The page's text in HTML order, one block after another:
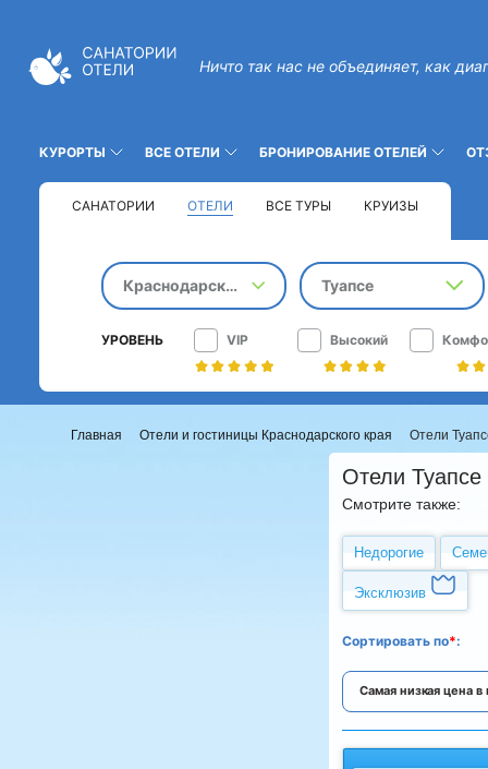
Ничто так нас не объединяет, как
КУРОРТЫ ВСЕ ОТЕЛИ БРОНИРОВАНИЕ ОТЕЛЕЙ
САНАТОРИИ ОТЕЛИ ВСЕ ТУРЫ КРУИЗЫ
Краснодарский край Туапсе
УРОВЕНЬ VIP Высокий
Главная Отели и гостиницы Краснодарского края Отели
Отели
Смотрите также:
Недорогие
Эксклюзив
Cортировать по*:
Самая низкая цена в